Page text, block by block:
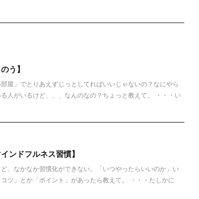
う】
屋」でとりあえずじっとしてればいいじゃないの？なにやら
人がいるけど、、、なんのなの？ちょっと教えて。 ・・・い
ンドフルネス習慣】
、なかなか習慣化ができない。「いつやったらいいのか」い
ツ」とか「ポイント」があったら教えて。 ・・・たしかに